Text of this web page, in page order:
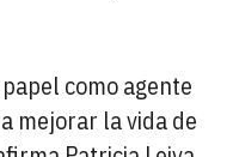
como agente
mejorar la vida de